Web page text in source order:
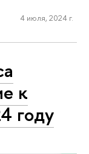
4 июля, 2024 г.
к
году